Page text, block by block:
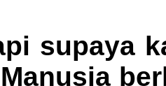
supaya